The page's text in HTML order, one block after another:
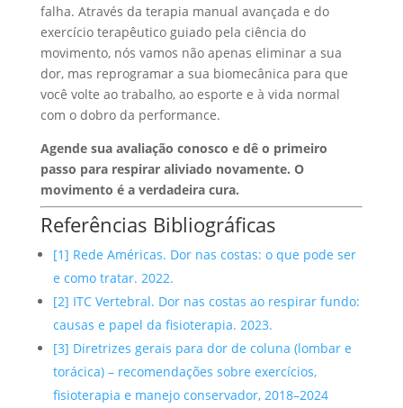
falha. Através da terapia manual avançada e do
exercício terapêutico guiado pela ciência do
movimento, nós vamos não apenas eliminar a sua
dor, mas reprogramar a sua biomecânica para que
você volte ao trabalho, ao esporte e à vida normal
com o dobro da performance.
Agende sua avaliação conosco e dê o primeiro
passo para respirar aliviado novamente. O
movimento é a verdadeira cura.
Referências Bibliográficas
[1] Rede Américas. Dor nas costas: o que pode ser
e como tratar. 2022.
[2] ITC Vertebral. Dor nas costas ao respirar fundo:
causas e papel da fisioterapia. 2023.
[3] Diretrizes gerais para dor de coluna (lombar e
torácica) – recomendações sobre exercícios,
fisioterapia e manejo conservador, 2018–2024